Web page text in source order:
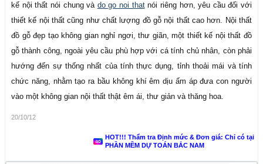
kế nội thất nói chung và do go noi thatnói riêng hơn, yêu cầu đối với
thiết kế nội thất cũng như chất lượng đồ gỗ nội thất cao hơn. Nội thất
đồ gỗ đẹp tạo không gian nghỉ ngơi, thư giãn, một thiết kế nội thất đồ
gỗ thành công, ngoài yêu cầu phù hợp với cá tính chủ nhân, còn phải
hướng đến sự thống nhất của tính thực dụng, tỉnh thoải mái và tính
chức năng, nhằm tạo ra bầu không khí êm dịu ấm áp đưa con người
vào một không gian nội thất thật êm ái, thư giản và thăng hoa.
20/10/12
HOT!!! Thẩm tra Định mức & Đơn giá: Chỉ có tại
PHẦN MỀM DỰ TOÁN BẮC NAM